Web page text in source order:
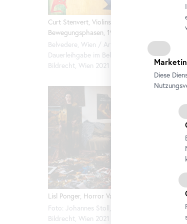
Curt Stenvert, Violinspieler in vier
Bewegungsphasen, 1947
Belvedere, Wien / Artothek des Bundes,
Dauerleihgabe im Belvedere, Wien / ©
Bildrecht, Wien 2021
Lisl Ponger, Horror Vacui, 2008
Foto: Johannes Stoll, Belvedere, Wien / ©
Bildrecht, Wien 2021
Diese